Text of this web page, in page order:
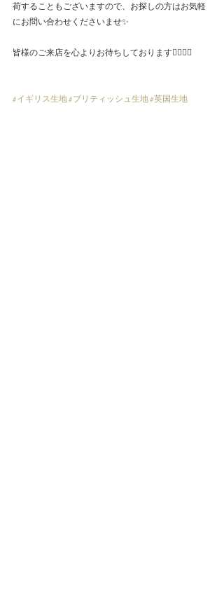
荷することもございますので、お探しの方はお気軽
にお問い合わせくださいませ✨
皆様のご来店を心よりお待ちしております🙇‍♂️🙇‍♂️
#イギリス生地#ブリティッシュ生地#英国生地